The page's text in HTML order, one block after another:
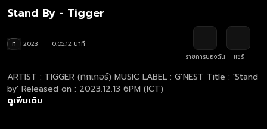
Stand By - Tigger
ท 2023
0:05:12 นาที
รายการของฉัน
แชร์
ARTIST : TIGGER (ทิกเกอร์) MUSIC LABEL : G’NEST Title : 'Stand
by' Released on : 2023.12.13 6PM (ICT)
ดูเพิ่มเติม